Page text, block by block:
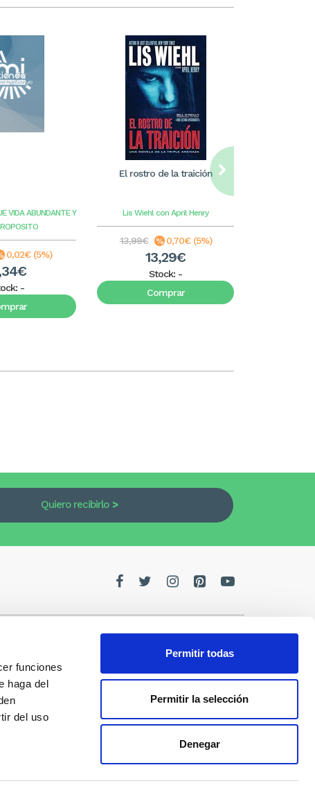
funciones
haga del
del uso
Permitir todas
Permitir la selección
Denegar
VIDA ABUNDANTE Y
0,02€ (5%)
-
El rostro de la traición
Lis Wiehl con April Henry
13,99€ 0,70€ (5%)
13,29€
Stock: -
Comprar
Quiero recibirlo
la